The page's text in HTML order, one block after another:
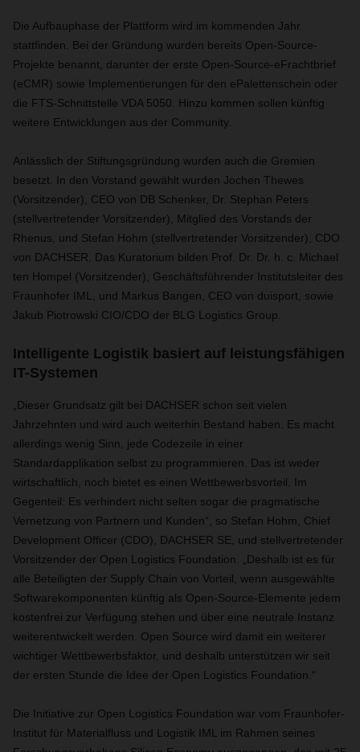
Die Aufbauphase der Plattform wird im kommenden Jahr
stattfinden. Bei der Gründung wurden bereits Open-Source-
Projekte benannt, darunter der erste Open-Source-eFrachtbrief
(eCMR) sowie Implementierungen für den ePalettenschein oder
die FTS-Schnittstelle VDA 5050. Hinzu kommen sollen künftig
weitere Entwicklungen aus der Community.
Anlässlich der Stiftungsgründung wurden auch die Gremien
besetzt. In den Vorstand gewählt wurden Jochen Thewes
(Vorsitzender), CEO von DB Schenker, Dr. Stephan Peters
(stellvertretender Vorsitzender), Mitglied des Vorstands der
Rhenus, und Stefan Hohm (stellvertretender Vorsitzender), CDO
von DACHSER. Das Kuratorium bilden Prof. Dr. Dr. h. c. Michael
ten Hompel (Vorsitzender), Geschäftsführender Institutsleiter des
Fraunhofer IML, und Markus Bangen, CEO von duisport, sowie
Jakub Piotrowski CIO/CDO der BLG Logistics Group.
Intelligente Logistik basiert auf leistungsfähigen
IT-Systemen
„Dieser Grundsatz gilt bei DACHSER schon seit vielen
Jahrzehnten und wird auch weiterhin Bestand haben. Es macht
allerdings wenig Sinn, jede Codezeile in einer
Standardapplikation selbst zu programmieren. Das ist weder
wirtschaftlich, noch bietet es einen Wettbewerbsvorteil. Im
Gegenteil: Es verhindert nicht selten sogar die pragmatische
Vernetzung von Partnern und Kunden“, so Stefan Hohm, Chief
Development Officer (CDO), DACHSER SE, und stellvertretender
Vorsitzender der Open Logistics Foundation. „Deshalb ist es für
alle Beteiligten der Supply Chain von Vorteil, wenn ausgewählte
Softwarekomponenten künftig als Open-Source-Elemente jedem
kostenfrei zur Verfügung stehen und über eine neutrale Instanz
weiterentwickelt werden. Open Source wird damit ein weiterer
wichtiger Wettbewerbsfaktor, und deshalb unterstützen wir seit
der ersten Stunde die Idee der Open Logistics Foundation.“
Die Initiative zur Open Logistics Foundation war vom Fraunhofer-
Institut für Materialfluss und Logistik IML im Rahmen seines